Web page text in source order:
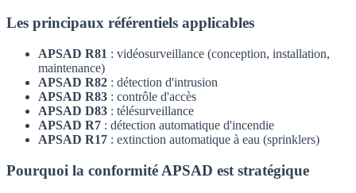
Les principaux référentiels applicables
APSAD R81 : vidéosurveillance (conception, installation,
maintenance)
APSAD R82 : détection d'intrusion
APSAD R83 : contrôle d'accès
APSAD D83 : télésurveillance
APSAD R7 : détection automatique d'incendie
APSAD R17 : extinction automatique à eau (sprinklers)
Pourquoi la conformité APSAD est stratégique